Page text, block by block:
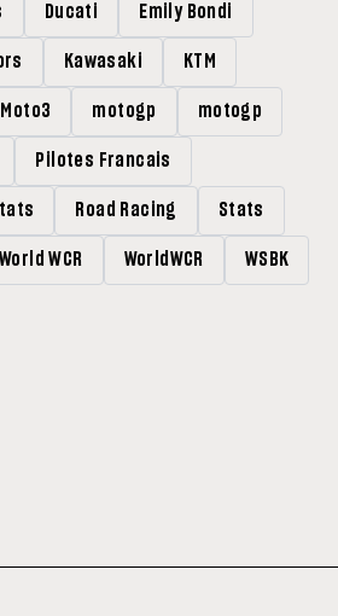
Ducati Emily Bondi
Kawasaki KTM
Moto3 motogp motogp
Pilotes Francais
Road Racing Stats
World WCR WorldWCR WSBK